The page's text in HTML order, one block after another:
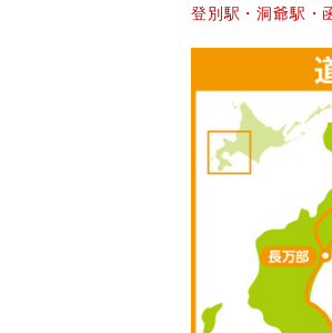
登別駅・洞爺駅・